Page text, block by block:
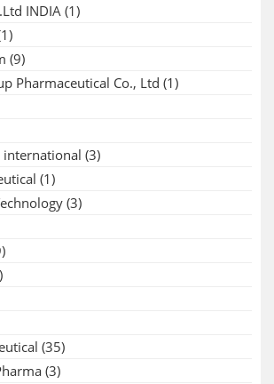
INDIA (1)
(9)
Pharmaceutical Co., Ltd (1)
international (3)
(1)
(3)
(35)
(3)